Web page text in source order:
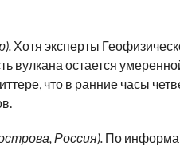
Хотя эксперты
вулкана остается
что в ранние часы
Россия). По